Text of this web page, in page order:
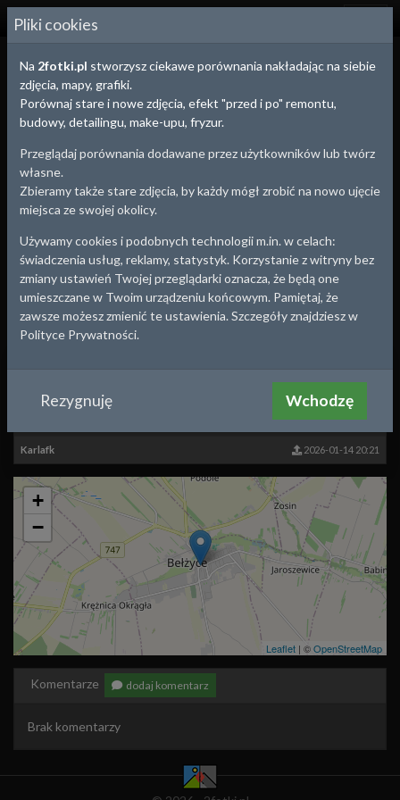
2FOTKI.PL
Kliknij i przesuń po zdjęciu
Efekt: domyślny (przezroczystość) pełny ekran
1983
Kamienice w pierzei zachodniej
Karlafk 2026-01-14 20:21
+
−
Leaflet | ©OpenStreetMap
Komentarze dodaj komentarz
Brak komentarzy
Pliki cookies
Na 2fotki.pl stworzysz ciekawe porównania nakładając na siebie
zdjęcia, mapy, grafiki.
Porównaj stare i nowe zdjęcia, efekt "przed i po" remontu,
budowy, detailingu, make-upu, fryzur.
Przeglądaj porównania dodawane przez użytkowników lub twórz
własne.
Zbieramy także stare zdjęcia, by każdy mógł zrobić na nowo ujęcie
miejsca ze swojej okolicy.
Używamy cookies i podobnych technologii m.in. w celach:
świadczenia usług, reklamy, statystyk. Korzystanie z witryny bez
zmiany ustawień Twojej przeglądarki oznacza, że będą one
umieszczane w Twoim urządzeniu końcowym. Pamiętaj, że
zawsze możesz zmienić te ustawienia. Szczegóły znajdziesz w
Polityce Prywatności.
Rezygnuję Wchodzę